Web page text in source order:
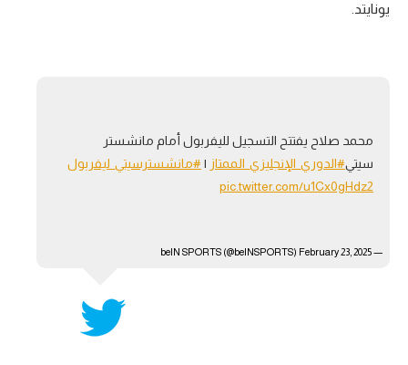
يونايتد.
محمد صلاح يفتتح التسجيل لليفربول أمام مانشستر
سيتي#الدوري_الإنجليزي_الممتاز |#مانشسترسيتي_ليفربول
pic.twitter.com/u1Cx0gHdz2
— beIN SPORTS (@beINSPORTS)
February 23, 2025